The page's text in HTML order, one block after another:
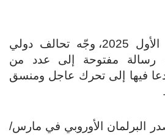
وفي ديسمبر/كانون الأول 2025، وجّه تحالف دولي
رسالة مفتوحة إلى عدد من
فيها إلى تحرك عاجل ومنسق
البرلمان الأوروبي في مارس/